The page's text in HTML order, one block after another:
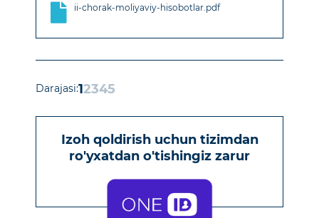
ii-chorak-moliyaviy-hisobotlar.pdf
Darajasi: 5
4
3
2
1
Izoh qoldirish uchun tizimdan
ro'yxatdan o'tishingiz zarur